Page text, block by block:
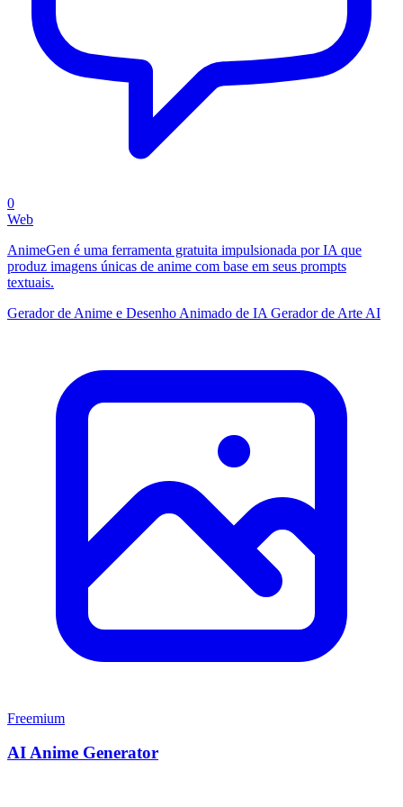
0
Web
AnimeGen é uma ferramenta gratuita impulsionada por IA que
produz imagens únicas de anime com base em seus prompts
textuais.
Gerador de Anime e Desenho Animado de IA Gerador de Arte AI
Freemium
AI Anime Generator